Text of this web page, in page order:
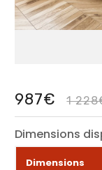
987€ 1
Dimensions
Dimensions